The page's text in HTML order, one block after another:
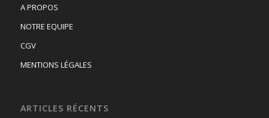
A PROPOS
NOTRE EQUIPE
CGV
MENTIONS LÉGALES
ARTICLES RÉCENTS